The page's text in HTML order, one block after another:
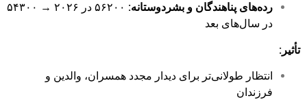
رده‌های پناهندگان و بشردوستانه:
۵۶۲۰۰ در ۲۰۲۶ → ۵۴۳۰۰
در سال‌های بعد
تأثیر:
انتظار طولانی‌تر برای دیدار مجدد همسران، والدین و
فرزندان